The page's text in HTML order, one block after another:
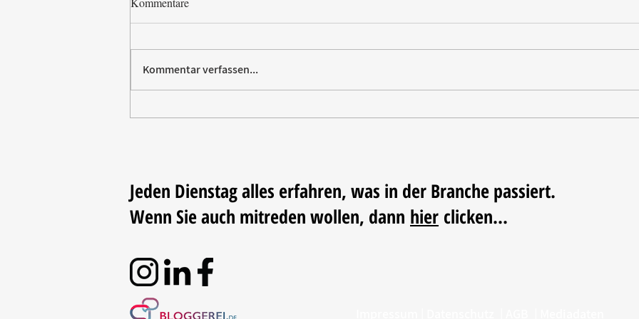
Die Backtrends 2026:
Fachhandelskonzepte - very
Kommentar verfassen...
Jeden Dienstag alles erfahren, was in der Branche passiert.
Wenn Sie auch mitreden wollen, dann hier clicken...